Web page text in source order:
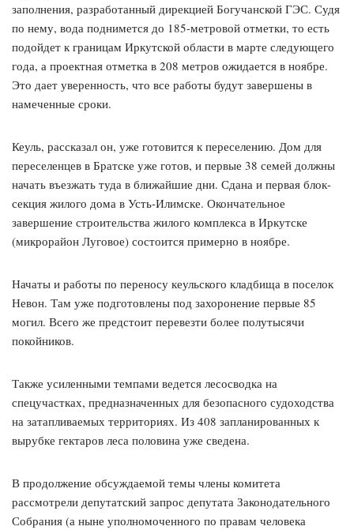
заполнения, разработанный дирекцией Богучанской ГЭС. Судя
по нему, вода поднимется до 185-метровой отметки, то есть
подойдет к границам Иркутской области в марте следующего
года, а проектная отметка в 208 метров ожидается в ноябре.
Это дает уверенность, что все работы будут завершены в
намеченные сроки.
Кеуль, рассказал он, уже готовится к переселению. Дом для
переселенцев в Братске уже готов, и первые 38 семей должны
начать въезжать туда в ближайшие дни. Сдана и первая блок-
секция жилого дома в Усть-Илимске. Окончательное
завершение строительства жилого комплекса в Иркутске
(микрорайон Луговое) состоится примерно в ноябре.
Начаты и работы по переносу кеульского кладбища в поселок
Невон. Там уже подготовлены под захоронение первые 85
могил. Всего же предстоит перевезти более полутысячи
покойников.
Также усиленными темпами ведется лесосводка на
спецучастках, предназначенных для безопасного судоходства
на затапливаемых территориях. Из 408 запланированных к
вырубке гектаров леса половина уже сведена.
В продолжение обсуждаемой темы члены комитета
рассмотрели депутатский запрос депутата Законодательного
Собрания (а ныне уполномоченного по правам человека